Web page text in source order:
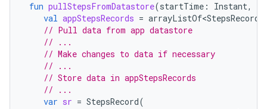
fun pullStepsFromDatastore(startTime : Instant,
val appStepsRecords = arrayListOf<StepsRecord>
// Pull data from app datastore
// ...
// Make changes to data if necessary
// ...
// Store data in appStepsRecords
// ...
var sr = StepsRecord(